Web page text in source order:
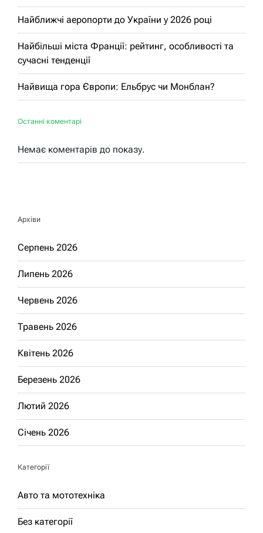
Найближчі аеропорти до України у 2026 році
Найбільші міста Франції: рейтинг, особливості та
сучасні тенденції
Найвища гора Європи: Ельбрус чи Монблан?
Останні коментарі
Немає коментарів до показу.
Архіви
Серпень 2026
Липень 2026
Червень 2026
Травень 2026
Квітень 2026
Березень 2026
Лютий 2026
Січень 2026
Категорії
Авто та мототехніка
Без категорії